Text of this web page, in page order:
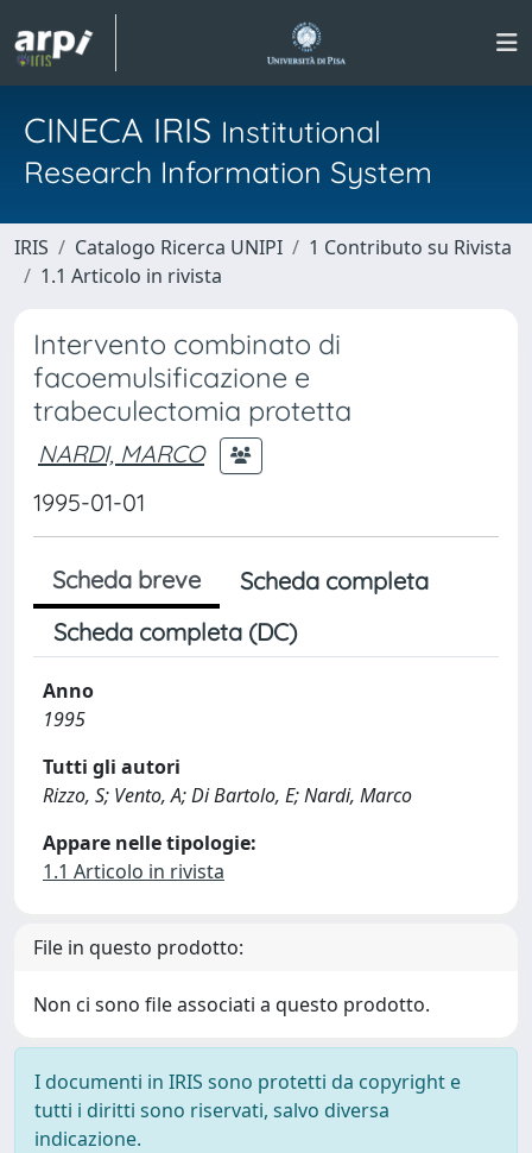
CINECA IRIS Institutional
Research Information System
IRIS Catalogo Ricerca UNIPI
1 Contributo su Rivista
1.1 Articolo in rivista
Intervento combinato di
facoemulsificazione e
trabeculectomia protetta
NARDI, MARCO
1995-01-01
Scheda breve
Scheda completa
Scheda completa (DC)
Anno
1995
Tutti gli autori
Rizzo, S; Vento, A; Di Bartolo, E; Nardi, Marco
Appare nelle tipologie:
1.1 Articolo in rivista
File in questo prodotto:
Non ci sono file associati a questo prodotto.
I documenti in IRIS sono protetti da copyright e
tutti i diritti sono riservati, salvo diversa
indicazione.